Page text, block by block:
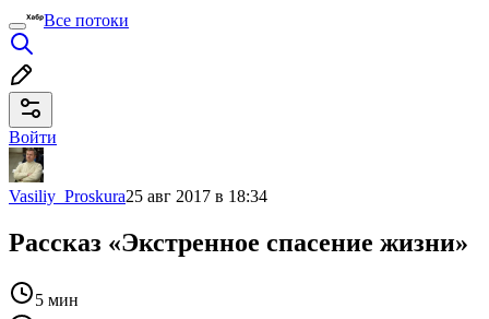
Все потоки
Войти
Vasiliy_Proskura25 авг 2017 в 18:34
Рассказ «Экстренное спасение жизни»
5 мин